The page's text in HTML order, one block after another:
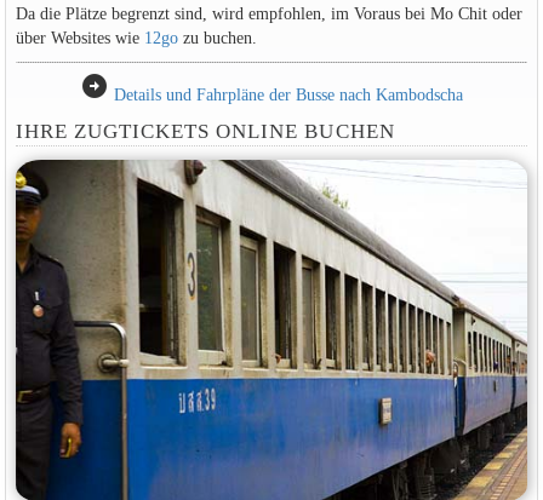
Da die Plätze begrenzt sind, wird empfohlen, im Voraus bei Mo Chit oder
über Websites wie 12gozu buchen.
arrow_circle_right Details und Fahrpläne der Busse nach Kambodscha
IHRE ZUGTICKETS ONLINE BUCHEN